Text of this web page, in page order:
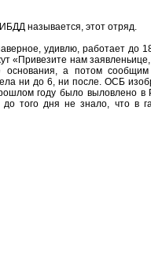
называется, этот отряд.
удивлю, работает до
«Привезите нам
основания, а потом
ни до 6, ни после. ОСБ
году было выловлено
до того дня не знало, что в